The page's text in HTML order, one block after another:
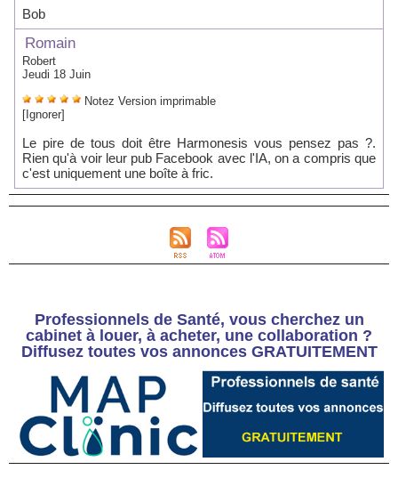
Bob
Romain
Robert
Jeudi 18 Juin
Notez Version imprimable
[Ignorer]
Le pire de tous doit être Harmonesis vous pensez pas ?.
Rien qu'à voir leur pub Facebook avec l'IA, on a compris que
c'est uniquement une boîte à fric.
Professionnels de Santé, vous cherchez un
cabinet à louer, à acheter, une collaboration ?
Diffusez toutes vos annonces GRATUITEMENT